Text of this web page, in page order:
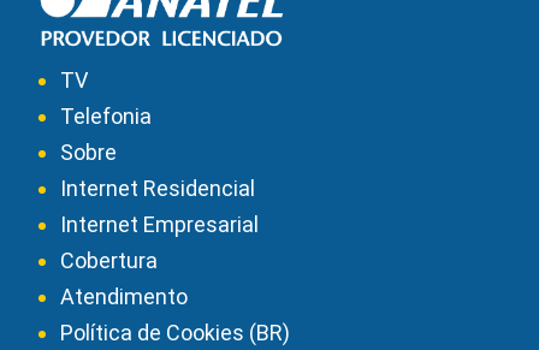
TV
Telefonia
Sobre
Internet Residencial
Internet Empresarial
Cobertura
Atendimento
Política de Cookies (BR)